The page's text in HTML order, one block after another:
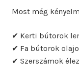
Most még
✔ Kerti bútorok
✔ Fa bútorok
✔ Szerszámok